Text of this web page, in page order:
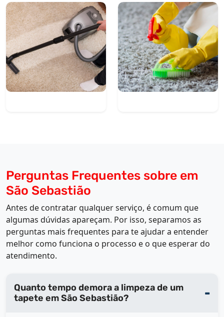
Perguntas Frequentes sobre em
São Sebastião
Antes de contratar qualquer serviço, é comum que
algumas dúvidas apareçam. Por isso, separamos as
perguntas mais frequentes para te ajudar a entender
melhor como funciona o processo e o que esperar do
atendimento.
Quanto tempo demora a limpeza de um
tapete em São Sebastião?